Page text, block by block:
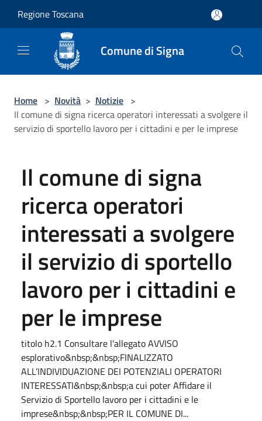
Regione Toscana
Comune di Signa
Home > Novità > Notizie >
Il comune di signa ricerca operatori interessati a svolgere il
servizio di sportello lavoro per i cittadini e per le imprese
Il comune di signa
ricerca operatori
interessati a svolgere
il servizio di sportello
lavoro per i cittadini e
per le imprese
titolo h2.1 Consultare l'allegato AVVISO
esplorativo&nbsp;&nbsp;FINALIZZATO
ALL’INDIVIDUAZIONE DEI POTENZIALI OPERATORI
INTERESSATI&nbsp;&nbsp;a cui poter Affidare il
Servizio di Sportello lavoro per i cittadini e le
imprese&nbsp;&nbsp;PER IL COMUNE DI...